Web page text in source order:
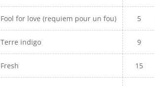
Fool for love (requiem pour un fou) 5
Terre indigo 9
Fresh 15